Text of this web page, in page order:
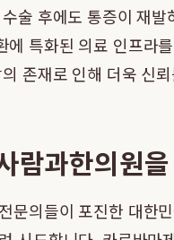
술 후에도 통증이 재
에 특화된 의료 인프라
존재로 인해 더욱 신
람과한의원
의들이 포진한 대